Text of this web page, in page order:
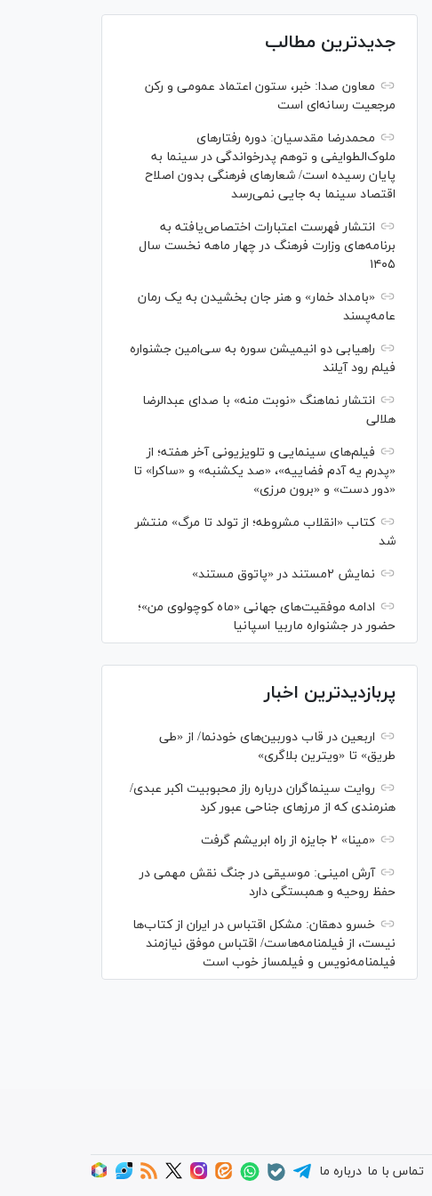
جدیدترین مطالب
معاون صدا: خبر، ستون اعتماد عمومی و رکن
مرجعیت رسانه‌ای است
محمدرضا مقدسیان: دوره رفتارهای
ملوک‌الطوایفی و توهم پدرخواندگی در سینما به
پایان رسیده است/ شعارهای فرهنگی بدون اصلاح
اقتصاد سینما به جایی نمی‌رسد
انتشار فهرست اعتبارات اختصاص‌یافته به
برنامه‌های وزارت فرهنگ در چهار ماهه نخست سال
۱۴۰۵
«بامداد خمار» و هنر جان بخشیدن به یک رمان
عامه‌پسند
راهیابی دو انیمیشن سوره به سی‌امین جشنواره
فیلم رود آیلند
انتشار نماهنگ «نوبت منه» با صدای عبدالرضا
هلالی
فیلم‌های سینمایی و تلویزیونی آخر هفته؛ از
«پدرم یه آدم فضاییه»، «صد یکشنبه» و «ساکرا» تا
«دور دست» و «برون مرزی»
کتاب «انقلاب مشروطه؛ از تولد تا مرگ» منتشر
شد
نمایش ۲مستند در «پاتوق مستند»
ادامه موفقیت‌های جهانی «ماه کوچولوی من»؛
حضور در جشنواره ماربیا اسپانیا
پربازدیدترین اخبار
اربعین در قاب دوربین‌های خودنما/ از «طی
طریق» تا «ویترین بلاگری»
روایت سینماگران درباره راز محبوبیت اکبر عبدی/
هنرمندی که از مرزهای جناحی عبور کرد
«مینا» ۲ جایزه از راه ابریشم گرفت
آرش امینی: موسیقی در جنگ نقش مهمی در
حفظ روحیه و همبستگی دارد
خسرو دهقان: مشکل اقتباس در ایران از کتاب‌ها
نیست، از فیلمنامه‌هاست/ اقتباس موفق نیازمند
فیلمنامه‌نویس و فیلمساز خوب است
تماس با ما درباره ما